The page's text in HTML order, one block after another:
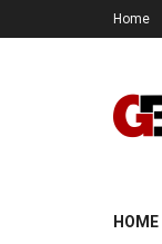
Home
HOME